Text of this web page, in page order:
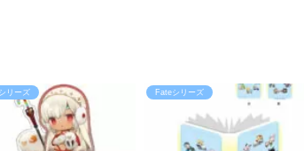
リーズ Fateシリーズ